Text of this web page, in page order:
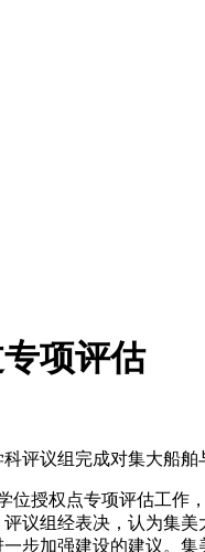
项评估
议组完成对集大船舶
授权点专项评估工作
议组经表决，认为集
步加强建设的建议。